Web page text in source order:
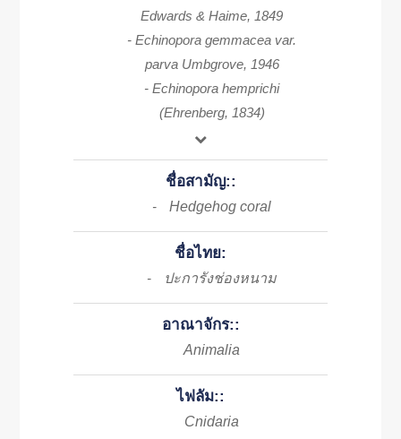
Edwards & Haime, 1849
- Echinopora gemmacea var.
parva Umbgrove, 1946
- Echinopora hemprichi
(Ehrenberg, 1834)
ชื่อสามัญ::
- Hedgehog coral
ชื่อไทย:
- ปะการังช่องหนาม
อาณาจักร::
Animalia
ไฟลัม::
Cnidaria